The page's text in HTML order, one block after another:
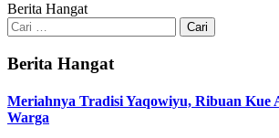
Berita Hangat
Cari
untuk:
Berita Hangat
Meriahnya Tradisi Yaqowiyu, Ribuan Kue
Warga